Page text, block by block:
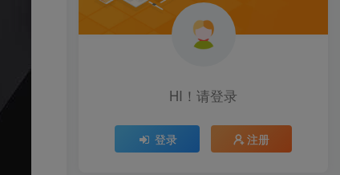
HI！请登录
登录 注册